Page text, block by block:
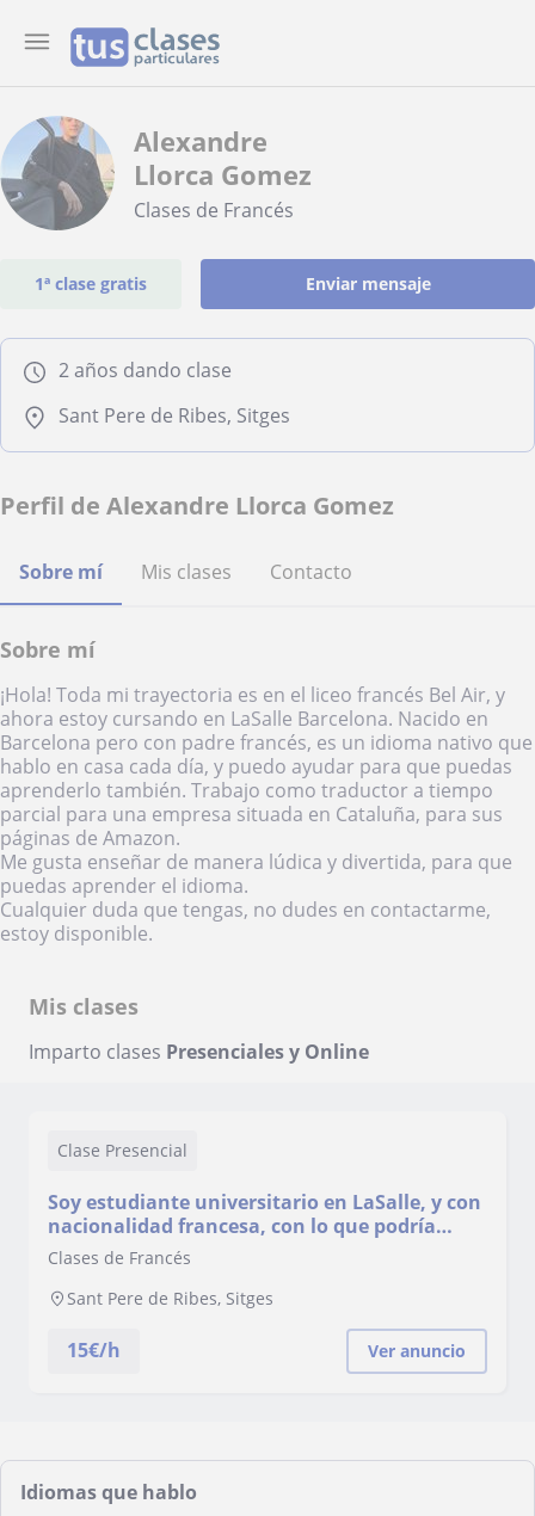
Alexandre
Llorca Gomez
Clases de Francés
1ª clase gratis Enviar mensaje
2 años dando clase
Sant Pere de Ribes, Sitges
Perfil de Alexandre Llorca Gomez
Sobre mí Mis clases Contacto
Sobre mí
¡Hola! Toda mi trayectoria es en el liceo francés Bel Air, y
ahora estoy cursando en LaSalle Barcelona. Nacido en
Barcelona pero con padre francés, es un idioma nativo que
hablo en casa cada día, y puedo ayudar para que puedas
aprenderlo también. Trabajo como traductor a tiempo
parcial para una empresa situada en Cataluña, para sus
páginas de Amazon.
Me gusta enseñar de manera lúdica y divertida, para que
puedas aprender el idioma.
Cualquier duda que tengas, no dudes en contactarme,
estoy disponible.
Mis clases
Imparto clases Presenciales y Online
Clase Presencial
Soy estudiante universitario en LaSalle, y con
nacionalidad francesa, con lo que podría
ayudar con el idioma !
Clases de Francés
Sant Pere de Ribes, Sitges
15€/h Ver anuncio
Idiomas que hablo